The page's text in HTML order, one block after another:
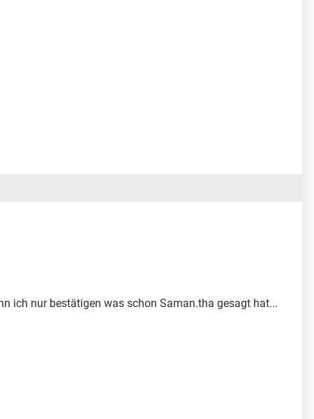
ich nur bestätigen was schon Saman.tha gesagt hat...